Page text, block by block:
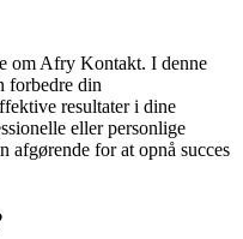
om Afry Kontakt. I denne
forbedre din
resultater i dine
eller personlige
afgørende for at opnå succes